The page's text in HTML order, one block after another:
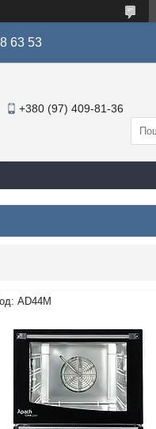
63 53
+380 (97) 409-81-36
AD44M